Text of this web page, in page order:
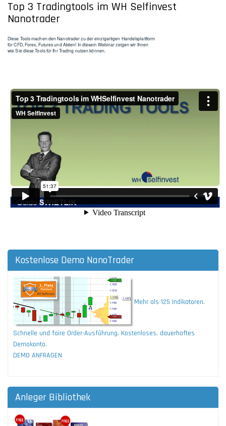
Top 3 Tradingtools im WH Selfinvest
Nanotrader
Diese Tools machen den Nanotrader zu der einzigartigen Handelsplattform
für CFD, Forex, Futures und Aktien! In diesem Webinar zeigen wir Ihnen
wie Sie diese Tools für Ihr Trading nutzen können.
Kostenlose Demo NanoTrader
Mehr als 125 Indikatoren.
Schnelle und faire Order-Ausführung. Kostenloses, dauerhaftes
Demokonto.
DEMO ANFRAGEN
Anleger Bibliothek